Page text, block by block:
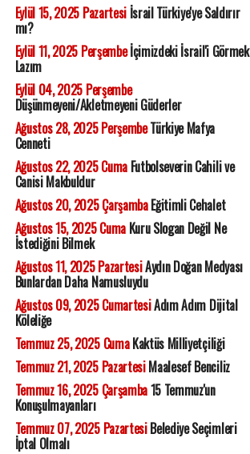
Eylül 15, 2025 Pazartesiİsrail Türkiye'ye Saldırır
mı?
Eylül 11, 2025 Perşembeİçimizdeki İsrail'i Görmek
Lazım
Eylül 04, 2025 Perşembe
Düşünmeyeni/Akletmeyeni Güderler
Ağustos 28, 2025 PerşembeTürkiye Mafya
Cenneti
Ağustos 22, 2025 CumaFutbolseverin Cahili ve
Canisi Makbuldur
Ağustos 20, 2025 ÇarşambaEğitimli Cehalet
Ağustos 15, 2025 CumaKuru Slogan Değil Ne
İstediğini Bilmek
Ağustos 11, 2025 PazartesiAydın Doğan Medyası
Bunlardan Daha Namusluydu
Ağustos 09, 2025 CumartesiAdım Adım Dijital
Köleliğe
Temmuz 25, 2025 CumaKaktüs Milliyetçiliği
Temmuz 21, 2025 PazartesiMaalesef Benciliz
Temmuz 16, 2025 Çarşamba15 Temmuz'un
Konuşulmayanları
Temmuz 07, 2025 PazartesiBelediye Seçimleri
İptal Olmalı